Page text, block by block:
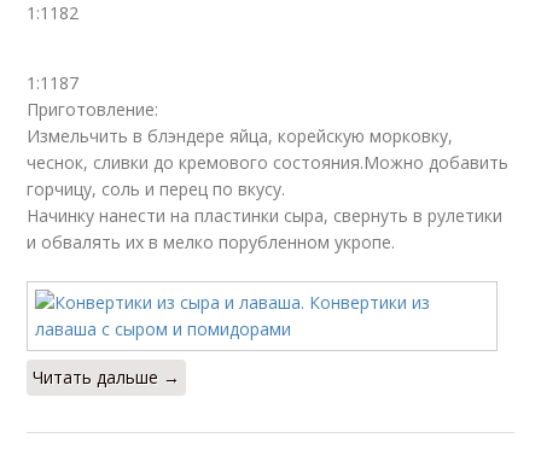
1:1182
1:1187
Приготовление:
Измельчить в блэндере яйца, корейскую морковку,
чеснок, сливки до кремового состояния.Можно добавить
горчицу, соль и перец по вкусу.
Начинку нанести на пластинки сыра, свернуть в рулетики
и обвалять их в мелко порубленном укропе.
Читать дальше →